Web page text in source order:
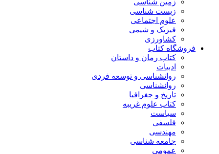
زیست شناسی
علوم اجتماعی
فیزیک و شیمی
کشاورزی
فروشگاه کتاب
کتاب رمان و داستان
ادبیات
روانشناسی و توسعه فردی
روانشناسی
تاریخ و جغرافیا
کتاب علوم غریبه
سیاست
فلسفی
مهندسی
جامعه شناسی
عمومی